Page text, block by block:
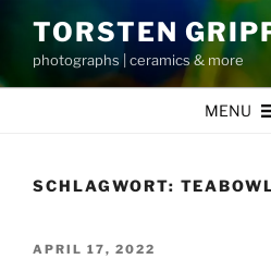
Inhalt
springen
TORSTEN
photographs | ceramics & more
MENU
SCHLAGWORT:
VERÖFFENTLICHT
APRIL 17, 2022